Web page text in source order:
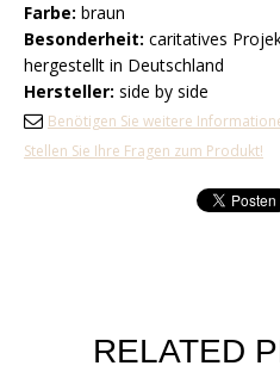
Farbe: braun
Besonderheit: caritatives
hergestellt in Deutschland
Hersteller: side by side
Benötigen Sie weitere
Stellen Sie Ihre Fragen zum Produkt!
RELATED